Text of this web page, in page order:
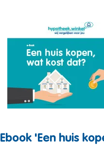
Ebook 'Een huis